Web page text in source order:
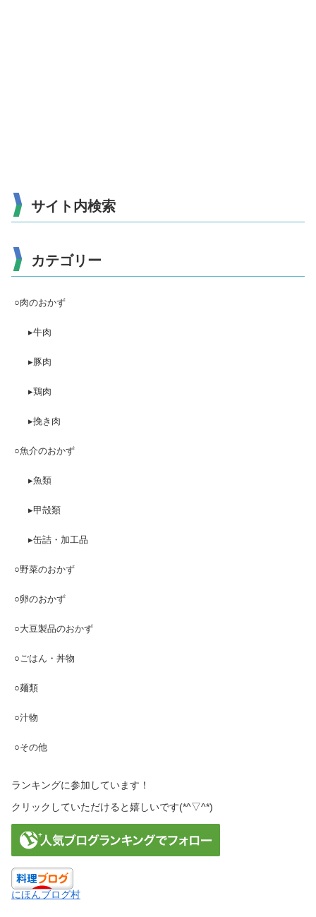
サイト内検索
カテゴリー
○肉のおかず
▸牛肉
▸豚肉
▸鶏肉
▸挽き肉
○魚介のおかず
▸魚類
▸甲殻類
▸缶詰・加工品
○野菜のおかず
○卵のおかず
○大豆製品のおかず
○ごはん・丼物
○麺類
○汁物
○その他
ランキングに参加しています！
クリックしていただけると嬉しいです(*^▽^*)
にほんブログ村